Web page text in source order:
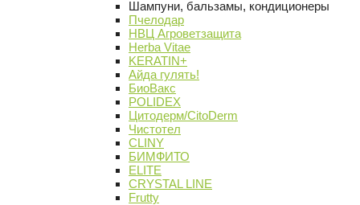
Шампуни, бальзамы, кондиционеры
Пчелодар
НВЦ Агроветзащита
Herba Vitae
KERATIN+
Айда гулять!
БиоВакс
POLIDEX
Цитодерм/CitoDerm
Чистотел
CLINY
БИМФИТО
ELITE
CRYSTAL LINE
Frutty